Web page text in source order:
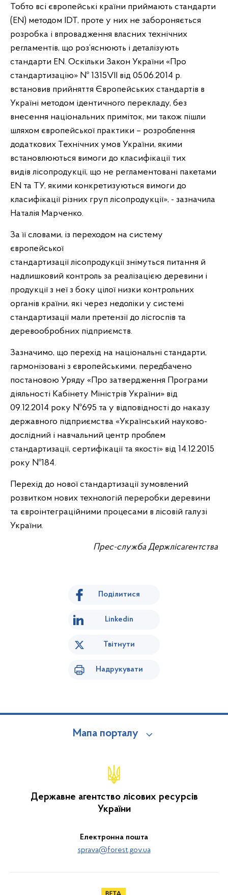
Тобто всі європейські країни приймають стандарти
(EN) методом IDT, проте у них не забороняється
розробка і впровадження власних технічних
регламентів, що роз’яснюють і деталізують
стандарти EN. Оскільки Закон України «Про
стандартизацію» № 1315­VII від 05.06.2014 р.
встановив прийняття Європейських стандартів в
Україні методом ідентичного перекладу, без
внесення національних приміток, ми також пішли
шляхом європейської практики – розроблення
додаткових Технічних умов України, якими
встановлюються вимоги до класифікації тих
видів лісопродукції, що не регламентовані пакетами
EN та ТУ, якими конкретизуються вимоги до
класифікації різних груп лісопродукції», - зазначила
Наталія Марченко.
За її словами, із переходом на систему
європейської
стандартизації лісопродукції знімуться питання й
надлишковий контроль за реалізацією деревини і
продукції з неї з боку цілої низки контрольних
органів країни, які через недоліки у системі
стандартизації мали претензії до лісгоспів та
деревообробних підприємств.
Зазначимо, що перехід на національні стандарти,
гармонізовані з європейськими, передбачено
постановою Уряду «Про затвердження Програми
діяльності Кабінету Міністрів України» від
09.12.2014 року №695 та у відповідності до наказу
державного підприємства «Український науково-
дослідний і навчальний центр проблем
стандартизації, сертифікації та якості» від 14.12.2015
року №184.
Перехід до нової стандартизації зумовлений
розвитком нових технологій переробки деревини
та євроінтеграційними процесами в лісовій галузі
України.
Прес-служба Держлісагентства
Поділитися
Linkedin
Твітнути
Надрукувати
Мапа порталу
Державне агентство лісових ресурсів
України
Електронна пошта
sprava@forest.gov.ua